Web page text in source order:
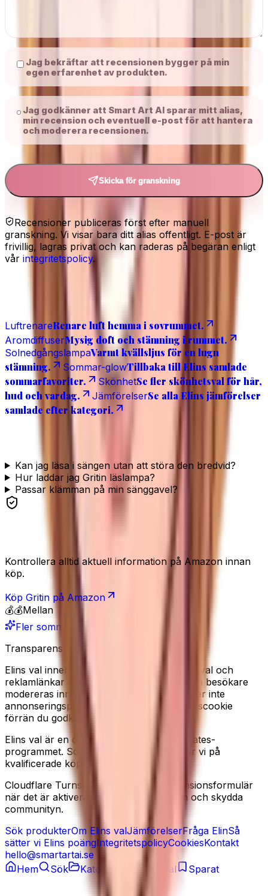
Jag bekräftar att recensionen bygger på min
egen erfarenhet av produkten.
Jag godkänner att Smart Art AI sparar mitt alias,
min recension och eventuell e-post för att hantera
och moderera recensionen.
Skicka för granskning
Recensioner publiceras först efter manuell
granskning. Vi visar bara ditt alias offentligt. E-post är
frivillig, lagras privat och kan raderas på begäran enligt
vår integritetspolicy.
Relaterat
LuftrenareRenare luft hemma i sovrummet.
AromdiffuserMysig doft och stämning i rummet.
SolnedgångslampaVarmt kvällsljus för en lugn
stämning.
Sommar-glowTillbaka till Elins samlade
sommarfavoriter.
SkönhetSe fler skönhetsval för hår,
hud och vardag.
JämförelserSe alla Elins jämförelser
samlade efter kategori.
Vanliga frågor
Kan jag läsa i sängen utan att störa den bredvid?
Hur laddar jag Gritin läslampa?
Passar klämman på min sänggavel?
Se produkten
Kontrollera alltid aktuell information på Amazon innan
köp.
Köp Gritin på Amazon
💰💰Mellan
Fler sommarfavoriter
Transparens
Elins val innehåller redaktionella produkturval och
reklamlänkar till Amazon. Recensioner från besökare
modereras innan de publiceras. Vi använder inte
annonseringspixlar, och sätter ingen analyscookie
förrän du godkänner det i cookiebannern.
Elins val är en deltagare i Amazon Associates-
programmet. Som Amazon-partner tjänar vi på
kvalificerade köp.
Cloudflare Turnstile kan laddas på recensionsformulär
när det är aktiverat, för att minska spam och skydda
communityn.
Sök produkterOm Elins valJämförelserFråga ElinSå
sätter vi Elins poängIntegritetspolicyCookiesKontakt
hello@smartartai.se
Hem
Sök Kategorier Elins val Sparat